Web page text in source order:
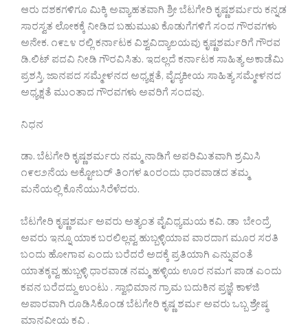
ಆರು ದಶಕಗಳಿಗೂ ಮಿಕ್ಕಿ ಅವ್ಯಾಹತವಾಗಿ ಶ್ರೀ ಬೆಟಗೇರಿ ಕೃಷ್ಣಶರ್ಮರು ಕನ್ನಡ
ಸಾರಸ್ವತ ಲೋಕಕ್ಕೆ ನೀಡಿದ ಬಹುಮುಖ ಕೊಡುಗೆಗಳಿಗೆ ಸಂದ ಗೌರವಗಳು
ಅನೇಕ. ೧೯೭೪ ರಲ್ಲಿ ಕರ್ನಾಟಕ ವಿಶ್ವವಿದ್ಯಾಲಯವು ಕೃಷ್ಣಶರ್ಮರಿಗೆ ಗೌರವ
ಡಿ.ಲಿಟ್ ಪದವಿ ನೀಡಿ ಗೌರವಿಸಿತು. ಇದಲ್ಲದೆ ಕರ್ನಾಟಕ ಸಾಹಿತ್ಯ ಅಕಾಡೆಮಿ
ಪ್ರಶಸ್ತಿ, ಜಾನಪದ ಸಮ್ಮೇಳನದ ಅಧ್ಯಕ್ಷತೆ, ವೈದ್ಯಕೀಯ ಸಾಹಿತ್ಯ ಸಮ್ಮೇಳನದ
ಅಧ್ಯಕ್ಷತೆ ಮುಂತಾದ ಗೌರವಗಳು ಅವರಿಗೆ ಸಂದವು.
ನಿಧನ
ಡಾ. ಬೆಟಗೇರಿ ಕೃಷ್ಣಶರ್ಮರು ನಮ್ಮ ನಾಡಿಗೆ ಅಪರಿಮಿತವಾಗಿ ಶ್ರಮಿಸಿ
೧೯೮೨ನೆಯ ಅಕ್ಟೋಬರ್ ತಿಂಗಳ ೩೦ರಂದು ಧಾರವಾಡದ ತಮ್ಮ
ಮನೆಯಲ್ಲಿ ಕೊನೆಯುಸಿರೆಳೆದರು.
ಬೆಟಗೇರಿ ಕೃಷ್ಣಶರ್ಮ ಅವರು ಅತ್ಯಂತ ವೈವಿಧ್ಯಮಯ ಕವಿ. ಡಾ ಬೇಂದ್ರೆ
ಅವರು ಇನ್ನೂ ಯಾಕ ಬರಲಿಲ್ಲವ್ವ ಹುಬ್ಬಳ್ಳಿಯಾವ ವಾರದಾಗ ಮೂರ ಸರತಿ
ಬಂದು ಹೋಗಾವ ಎಂದು ಬರೆದರೆ ಅದಕ್ಕೆ ಪ್ರತಿಯಾಗಿ ಎನ್ನುವಂತೆ
ಯಾತಕ್ಕವ್ವ ಹುಬ್ಬಳ್ಳಿ ಧಾರವಾಡ ನಮ್ಮ ಹಳ್ಳಿಯ ಊರ ನಮಗ ಪಾಡ ಎಂದು
ಕವನ ಬರೆದದ್ದು ಉಂಟು . ಸ್ವಾಭಿಮಾನ ಗ್ರಾಮ ಬದುಕಿನ ಪ್ರಜ್ಞೆ ಕಾಳಜಿ
ಅಪಾರವಾಗಿ ರೂಡಿಸಿಕೊಂಡ ಬೆಟಗೇರಿ ಕೃಷ್ಣ ಶರ್ಮ ಅವರು ಒಬ್ಬ ಶ್ರೇಷ್ಠ
ಮಾನವೀಯ ಕವಿ .